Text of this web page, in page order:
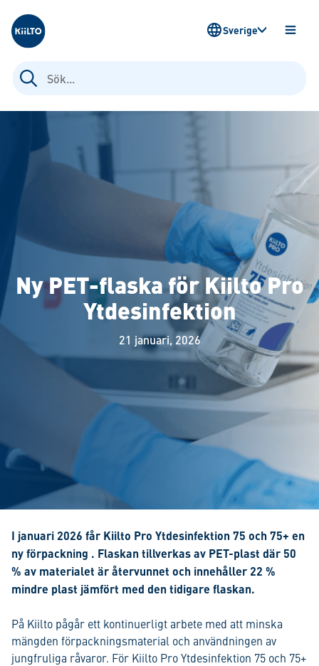
Kiilto Sweden
Sök
efter:
Sverige
Ny PET-flaska för Kiilto Pro
Ytdesinfektion
21 januari, 2026
I januari 2026 får Kiilto Pro Ytdesinfektion 75 och 75+ en
ny förpackning . Flaskan tillverkas av PET-plast där 50
% av materialet är återvunnet och innehåller 22 %
mindre plast jämfört med den tidigare flaskan.
På Kiilto pågår ett kontinuerligt arbete med att minska
mängden förpackningsmaterial och användningen av
jungfruliga råvaror. För Kiilto Pro Ytdesinfektion 75 och 75+